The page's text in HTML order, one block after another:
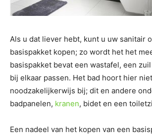
Als u dat liever hebt, kunt u uw sanitair
basispakket kopen; zo wordt het het
basispakket bevat een wastafel, een
bij elkaar passen. Het bad hoort hier niet
noodzakelijkerwijs bij; dit en andere
badpanelen, kranen, bidet en een
Een nadeel van het kopen van een